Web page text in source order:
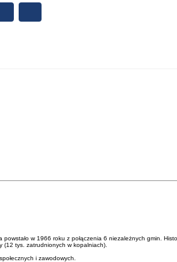
w 1966 roku z połączenia 6 niezależnych gmin.
(12 tys. zatrudnionych w kopalniach).
i zawodowych.